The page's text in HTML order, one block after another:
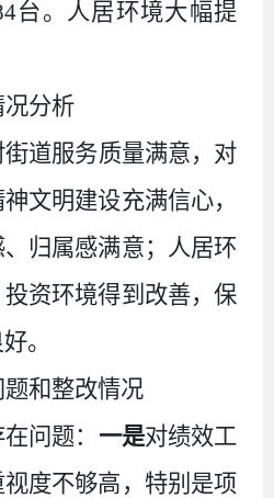
台。人居环境大幅提
况分析
道服务质量满意，对
文明建设充满信心，
归属感满意；人居环
资环境得到改善，保
。
和整改情况
问题： 一是对绩效工
度不够高，特别是项